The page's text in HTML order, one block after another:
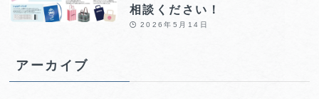
相談ください！
2026年5月14日
アーカイブ